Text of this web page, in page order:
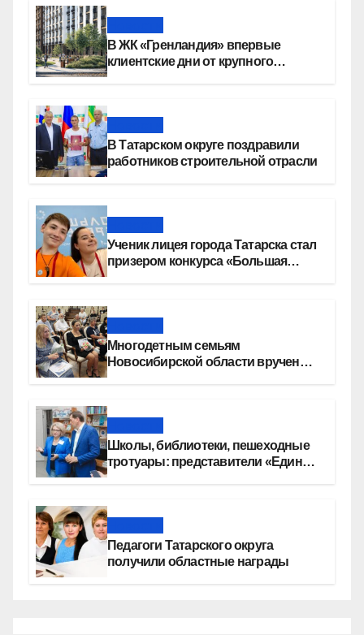
В ЖК «Гренландия» впервые
клиентские дни от крупного
В Татарском округе поздравили
работников строительной отрасли
Ученик лицея города Татарска стал
призером конкурса «Большая
Многодетным семьям
Новосибирской области вручены
Школы, библиотеки, пешеходные
тротуары: представители «Единой
Педагоги Татарского округа
получили областные награды